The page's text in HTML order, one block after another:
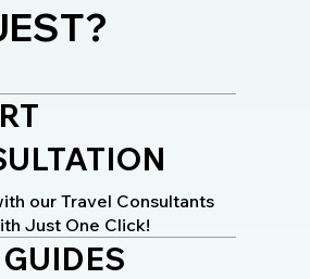
our Travel Consultants
Just One Click!